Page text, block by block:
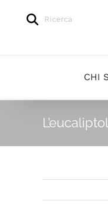
Products
search
CHI